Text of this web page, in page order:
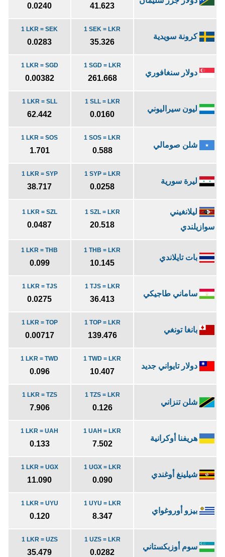
41.623
0.0240
كرونة سويدية
1 SEK = LKR
35.326
1 LKR = SEK
0.0283
دولار سنغافوري
1 SGD = LKR
261.668
1 LKR = SGD
0.00382
ليون سيراليوني
1 SLL = LKR
0.0160
1 LKR = SLL
62.442
شلن صومالي
1 SOS = LKR
0.588
1 LKR = SOS
1.701
ليرة سورية
1 SYP = LKR
0.0258
1 LKR = SYP
38.717
ليلانغيني
سوازيلندي
1 SZL = LKR
20.518
1 LKR = SZL
0.0487
بات تايلاندي
1 THB = LKR
10.145
1 LKR = THB
0.099
ساماني طاجيكي
1 TJS = LKR
36.413
1 LKR = TJS
0.0275
بانغا تونغي
1 TOP = LKR
139.476
1 LKR = TOP
0.00717
دولار تايواني جديد
1 TWD = LKR
10.407
1 LKR = TWD
0.096
شلن تنزاني
1 TZS = LKR
0.126
1 LKR = TZS
7.906
هريفنا أوكرانية
1 UAH = LKR
7.502
1 LKR = UAH
0.133
شيلينغ أوغندي
1 UGX = LKR
0.090
1 LKR = UGX
11.090
بيزو أوروغواي
1 UYU = LKR
8.347
1 LKR = UYU
0.120
سوم أوزبكستاني
1 UZS = LKR
0.0282
1 LKR = UZS
35.479